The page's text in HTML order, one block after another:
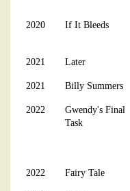
2020 If It Bleeds
2021 Later
2021 Billy Summers
2022
Gwendy's Final
Task
2022 Fairy Tale